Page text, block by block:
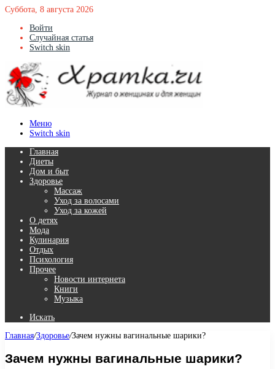
Суббота, 8 августа 2026
Войти
Случайная статья
Switch skin
Меню
Switch skin
Главная
Диеты
Дом и быт
Здоровье
Массаж
Уход за волосами
Уход за кожей
О детях
Мода
Кулинария
Отдых
Психология
Прочее
Новости интернета
Книги
Музыка
Искать
Главная/Здоровье/Зачем нужны вагинальные шарики?
Зачем нужны вагинальные шарики?